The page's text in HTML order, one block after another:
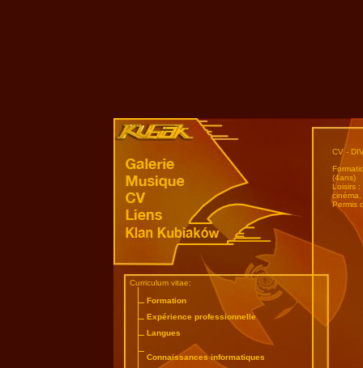
CV -
(4ans)
Loisirs
Permis
Curriculum vitae:
Formation
Expérience professionnelle
Langues
Connaissances informatiques